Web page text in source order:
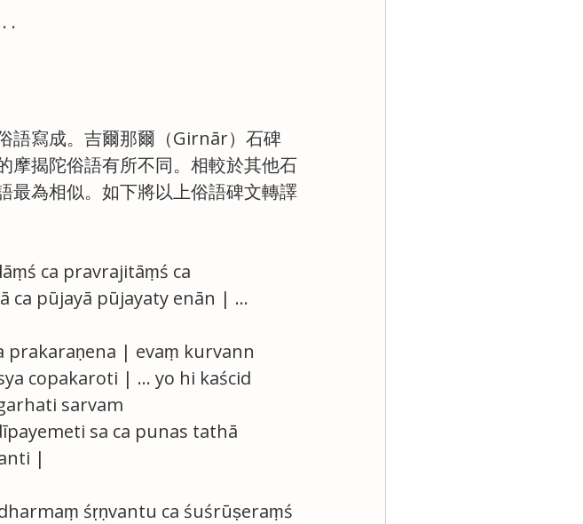
·
語寫成。吉爾那爾（Girnār）石碑
摩揭陀俗語有所不同。相較於其他石
最為相似。如下將以上俗語碑文轉譯
ca pravrajitāṃś ca
ca pūjayā pūjayaty enān | …
prakaraṇena | evaṃ kurvann
copakaroti | … yo hi kaścid
sarvam
sa ca punas tathā
|
śṛṇvantu ca śuśrūṣeraṃś